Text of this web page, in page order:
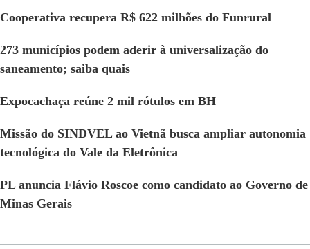
Cooperativa recupera R$ 622 milhões do Funrural
273 municípios podem aderir à universalização do
saneamento; saiba quais
Expocachaça reúne 2 mil rótulos em BH
Missão do SINDVEL ao Vietnã busca ampliar autonomia
tecnológica do Vale da Eletrônica
PL anuncia Flávio Roscoe como candidato ao Governo de
Minas Gerais